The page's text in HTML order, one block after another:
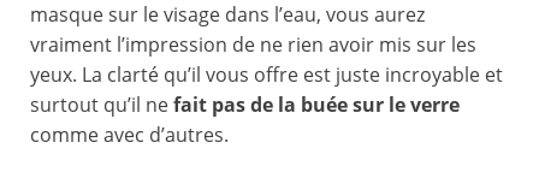
masque sur le visage dans l’eau, vous aurez
vraiment l’impression de ne rien avoir mis sur les
yeux. La clarté qu’il vous offre est juste incroyable et
surtout qu’il nefait pas de la buée sur le verre
comme avec d’autres.